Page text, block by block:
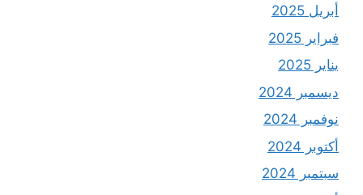
أبريل 2025
فبراير 2025
يناير 2025
ديسمبر 2024
نوفمبر 2024
أكتوبر 2024
سبتمبر 2024